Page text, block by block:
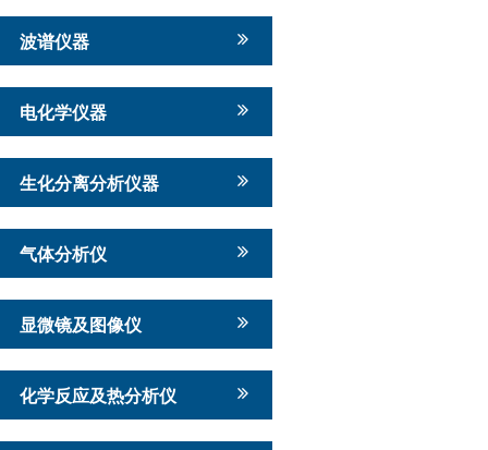
波谱仪器
电化学仪器
生化分离分析仪器
气体分析仪
显微镜及图像仪
化学反应及热分析仪